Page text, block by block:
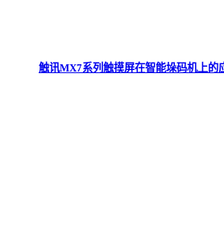
触讯MX7系列触摸屏在智能垛码机上的